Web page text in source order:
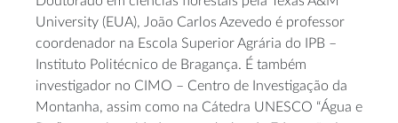
University (EUA), João Carlos Azevedo é professor
coordenador na Escola Superior Agrária do IPB –
Instituto Politécnico de Bragança. É também
investigador no CIMO – Centro de Investigação da
Montanha, assim como na Cátedra UNESCO “Água e